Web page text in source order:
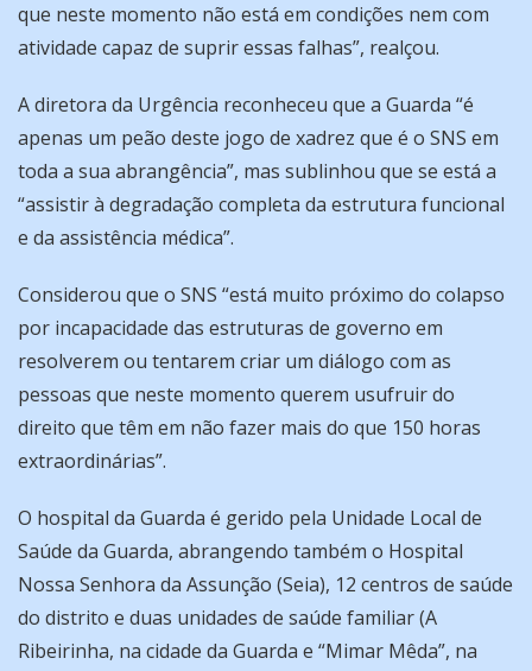
que neste momento não está em condições nem com
atividade capaz de suprir essas falhas”, realçou.
A diretora da Urgência reconheceu que a Guarda “é
apenas um peão deste jogo de xadrez que é o SNS em
toda a sua abrangência”, mas sublinhou que se está a
“assistir à degradação completa da estrutura funcional
e da assistência médica”.
Considerou que o SNS “está muito próximo do colapso
por incapacidade das estruturas de governo em
resolverem ou tentarem criar um diálogo com as
pessoas que neste momento querem usufruir do
direito que têm em não fazer mais do que 150 horas
extraordinárias”.
O hospital da Guarda é gerido pela Unidade Local de
Saúde da Guarda, abrangendo também o Hospital
Nossa Senhora da Assunção (Seia), 12 centros de saúde
do distrito e duas unidades de saúde familiar (A
Ribeirinha, na cidade da Guarda e “Mimar Mêda”, na